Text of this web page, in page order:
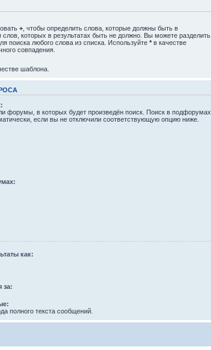
+ , чтобы определить слова, которые должны быть в
слов, которых в результатах быть не должно. Вы можете разделить
поиска любого слова из списка. Используйте * в качестве
совпадения.
шаблона.
форумы, в которых будет произведён поиск. Поиск в подфорумах
если вы не отключили соответствующую опцию ниже.
как:
за:
полного текста сообщений.